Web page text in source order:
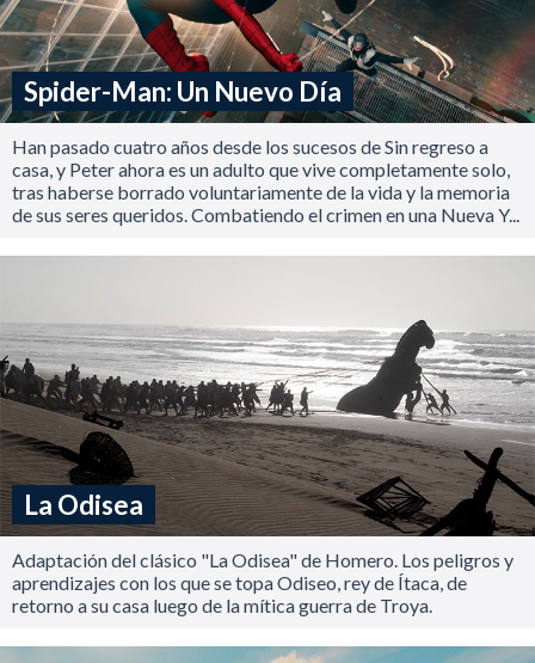
Spider-Man: Un Nuevo Día
Han pasado cuatro años desde los sucesos de Sin regreso a
casa, y Peter ahora es un adulto que vive completamente solo,
tras haberse borrado voluntariamente de la vida y la memoria
de sus seres queridos. Combatiendo el crimen en una Nueva Y...
La Odisea
Adaptación del clásico "La Odisea" de Homero. Los peligros y
aprendizajes con los que se topa Odiseo, rey de Ítaca, de
retorno a su casa luego de la mítica guerra de Troya.